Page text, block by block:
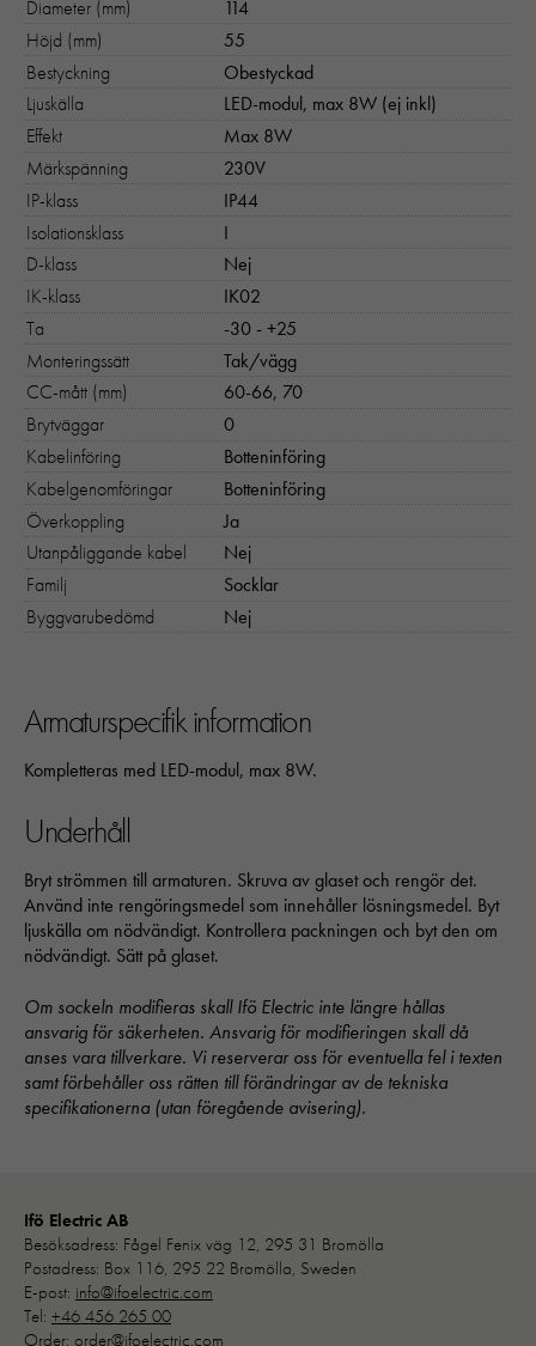
Diameter (mm)
114
Höjd (mm)
55
Bestyckning
Obestyckad
Ljuskälla
LED-modul, max 8W (ej inkl)
Effekt
Max 8W
Märkspänning
230V
IP-klass
IP44
Isolationsklass
I
D-klass
Nej
IK-klass
IK02
Ta
-30 - +25
Monteringssätt
Tak/vägg
CC-mått (mm)
60-66, 70
Brytväggar
0
Kabelinföring
Botteninföring
Kabelgenomföringar
Botteninföring
Överkoppling
Ja
Utanpåliggande kabel
Nej
Familj
Socklar
Byggvarubedömd
Nej
Armaturspecifik information
Kompletteras med LED-modul, max 8W.
Underhåll
Bryt strömmen till armaturen. Skruva av glaset och rengör det.
Använd inte rengöringsmedel som innehåller lösningsmedel. Byt
ljuskälla om nödvändigt. Kontrollera packningen och byt den om
nödvändigt. Sätt på glaset.
Om sockeln modifieras skall Ifö Electric inte längre hållas
ansvarig för säkerheten. Ansvarig för modifieringen skall då
anses vara tillverkare. Vi reserverar oss för eventuella fel i texten
samt förbehåller oss rätten till förändringar av de tekniska
specifikationerna (utan föregående avisering).
Ifö Electric AB
Besöksadress: Fågel Fenix väg 12, 295 31 Bromölla
Postadress: Box 116, 295 22 Bromölla, Sweden
E-post: info@ifoelectric.com
Tel: +46 456 265 00
Order: order@ifoelectric.com
behövs för att hemsidan över huvud
ska fungera:
denna kaka kommer ihåg ditt val av
kakor.
kunna
förbättra